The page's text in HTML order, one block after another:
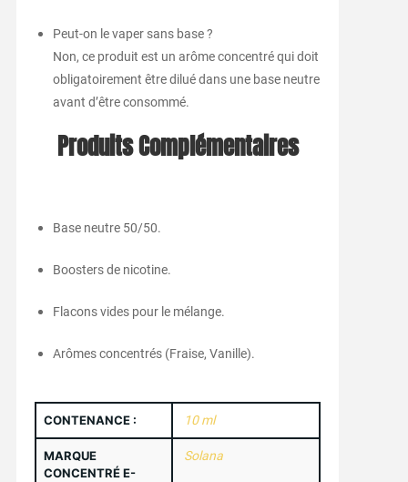
Peut-on le vaper sans base ?
Non, ce produit est un arôme concentré qui doit
obligatoirement être dilué dans une base neutre
avant d’être consommé.
Produits Complémentaires
Base neutre 50/50.
Boosters de nicotine.
Flacons vides pour le mélange.
Arômes concentrés (Fraise, Vanille).
CONTENANCE : 10 ml
MARQUE
CONCENTRÉ E-
Solana